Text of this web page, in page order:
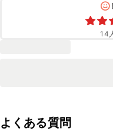
14
よくある質問